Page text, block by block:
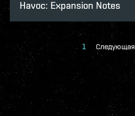
Havoc: Expansion Notes
1 Следующая